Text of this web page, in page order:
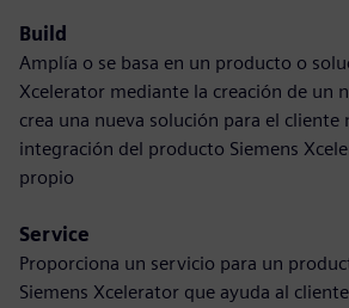
Build
Amplía o se basa en un producto o
Xcelerator mediante la creación de un
crea una nueva solución para el cliente
integración del producto Siemens
propio
Service
Proporciona un servicio para un
Siemens Xcelerator que ayuda al